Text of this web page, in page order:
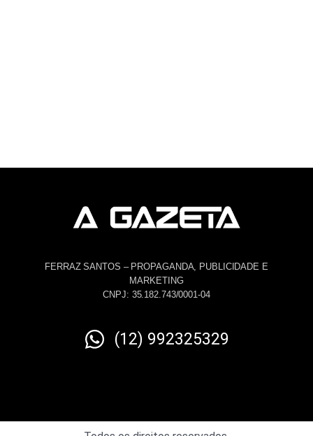
FERRAZ SANTOS – PROPAGANDA, PUBLICIDADE E
MARKETING
CNPJ: 35.182.743/0001-04
(12) 992325329